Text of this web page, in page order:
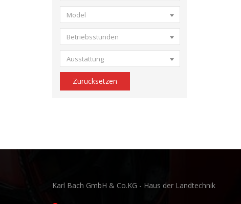
Model
Betriebsstunden
Ausstattung
Zurücksetzen
Karl Bach GmbH & Co.KG - Haus der Landtechnik